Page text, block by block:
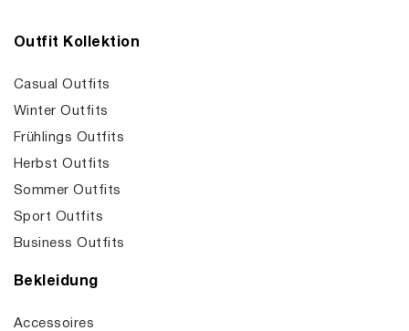
Outfit Kollektion
Casual Outfits
Winter Outfits
Frühlings Outfits
Herbst Outfits
Sommer Outfits
Sport Outfits
Business Outfits
Bekleidung
Accessoires